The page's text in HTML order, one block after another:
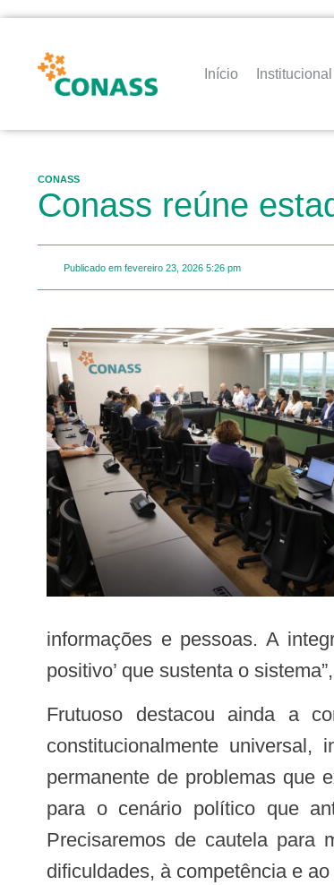
Início Institucional
CONASS
Conass reúne
Publicado em fevereiro 23, 2026 5:26 pm
informações e pessoas. A
positivo’ que sustenta o
Frutuoso destacou ainda a complexidade do SUS, que atende cerca de 220 milhões de habitantes em um modelo
constitucionalmente
permanente de problemas que
para o cenário político que
Precisaremos de cautela para
dificuldades, à competência e